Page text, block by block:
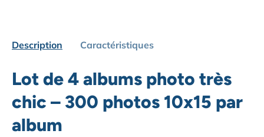
Description Caractéristiques
Lot de 4 albums photo très
chic – 300 photos 10x15 par
album